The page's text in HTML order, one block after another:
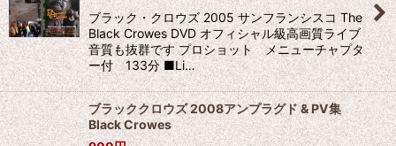
ブラック・クロウズ 2005 サンフランシスコ The
Black Crowes DVD オフィシャル級高画質ライブ
音質も抜群です プロショット メニューチャプタ
ー付 133分 ■Li…
ブラッククロウズ 2008アンプラグド & PV集
Black Crowes